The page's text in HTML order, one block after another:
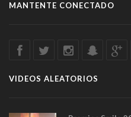
MANTENTE CONECTADO
VIDEOS ALEATORIOS